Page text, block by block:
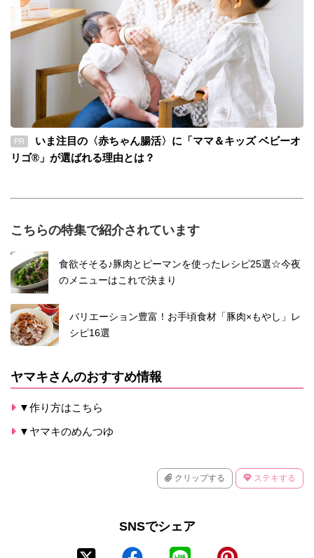
PR
いま注目の〈赤ちゃん腸活〉に「ママ＆キッズ ベビーオ
リゴ®」が選ばれる理由とは？
こちらの特集で紹介されています
食欲そそる♪豚肉とピーマンを使ったレシピ25選☆今夜
のメニューはこれで決まり
バリエーション豊富！お手頃食材「豚肉×もやし」レ
シピ16選
ヤマキさんのおすすめ情報
▼作り方はこちら
▼ヤマキのめんつゆ
クリップする ステキする
SNSでシェア